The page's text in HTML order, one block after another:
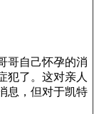
哥自己怀孕的消
犯了。这对亲人
息，但对于凯特